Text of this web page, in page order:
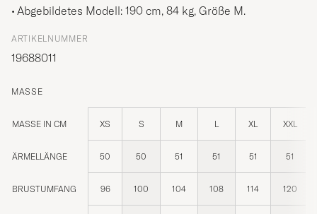
Abgebildetes Modell: 190 cm, 84 kg, Größe M.
ARTIKELNUMMER
19688011
MASSE
MASSE IN CM XS S M L XL XXL
ÄRMELLÄNGE 50 50 51 51 51 51
BRUSTUMFANG 96 100 104 108 114 120